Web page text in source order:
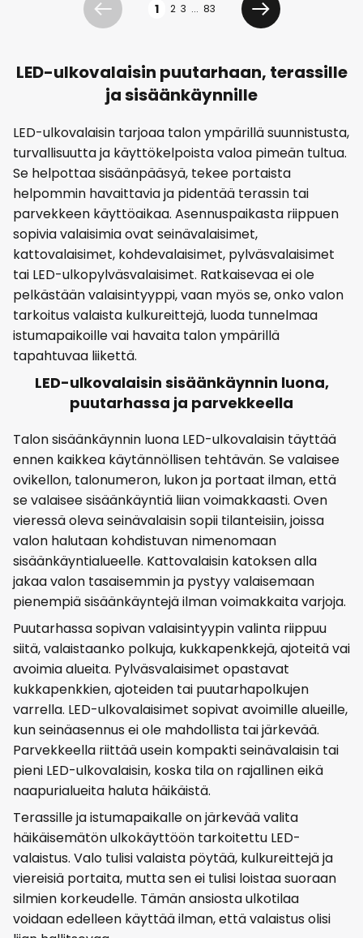
Edellinen 1 2 3 ... 83
Seuraava
LED-ulkovalaisin puutarhaan, terassille
ja sisäänkäynnille
LED-ulkovalaisin tarjoaa talon ympärillä suunnistusta,
turvallisuutta ja käyttökelpoista valoa pimeän tultua.
Se helpottaa sisäänpääsyä, tekee portaista
helpommin havaittavia ja pidentää terassin tai
parvekkeen käyttöaikaa. Asennuspaikasta riippuen
sopivia valaisimia ovat seinävalaisimet,
kattovalaisimet, kohdevalaisimet, pylväsvalaisimet
tai LED-ulkopylväsvalaisimet. Ratkaisevaa ei ole
pelkästään valaisintyyppi, vaan myös se, onko valon
tarkoitus valaista kulkureittejä, luoda tunnelmaa
istumapaikoille vai havaita talon ympärillä
tapahtuvaa liikettä.
LED-ulkovalaisin sisäänkäynnin luona,
puutarhassa ja parvekkeella
Talon sisäänkäynnin luona LED-ulkovalaisin täyttää
ennen kaikkea käytännöllisen tehtävän. Se valaisee
ovikellon, talonumeron, lukon ja portaat ilman, että
se valaisee sisäänkäyntiä liian voimakkaasti. Oven
vieressä oleva seinävalaisin sopii tilanteisiin, joissa
valon halutaan kohdistuvan nimenomaan
sisäänkäyntialueelle. Kattovalaisin katoksen alla
jakaa valon tasaisemmin ja pystyy valaisemaan
pienempiä sisäänkäyntejä ilman voimakkaita varjoja.
Puutarhassa sopivan valaisintyypin valinta riippuu
siitä, valaistaanko polkuja, kukkapenkkejä, ajoteitä vai
avoimia alueita. Pylväsvalaisimet opastavat
kukkapenkkien, ajoteiden tai puutarhapolkujen
varrella. LED-ulkovalaisimet sopivat avoimille alueille,
kun seinäasennus ei ole mahdollista tai järkevää.
Parvekkeella riittää usein kompakti seinävalaisin tai
pieni LED-ulkovalaisin, koska tila on rajallinen eikä
naapurialueita haluta häikäistä.
Terassille ja istumapaikalle on järkevää valita
häikäisemätön ulkokäyttöön tarkoitettu LED-
valaistus. Valo tulisi valaista pöytää, kulkureittejä ja
viereisiä portaita, mutta sen ei tulisi loistaa suoraan
silmien korkeudelle. Tämän ansiosta ulkotilaa
voidaan edelleen käyttää ilman, että valaistus olisi